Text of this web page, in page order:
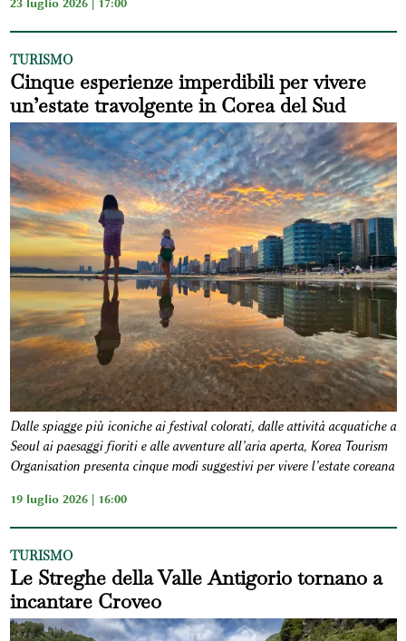
TURISMO
Cinque esperienze imperdibili per vivere
un’estate travolgente in Corea del Sud
Dalle spiagge più iconiche ai festival colorati, dalle attività acquatiche a
Seoul ai paesaggi fioriti e alle avventure all’aria aperta, Korea Tourism
Organisation presenta cinque modi suggestivi per vivere l’estate coreana
19 luglio 2026 | 16:00
TURISMO
Le Streghe della Valle Antigorio tornano a
incantare Croveo